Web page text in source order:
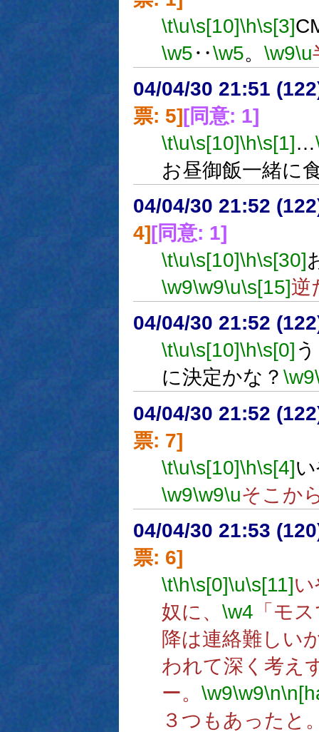
\t\u\s[10]\h\s[3]
\w5‥\w5。 \w9\u
04/04/30 21:51
票: 5][同意: 1]
\t\u\s[10]\h\s[1]…
お昼御飯一緒に
04/04/30 21:52
4][同意: 1]
\t\u\s[10]\h\s[30]
\w9\w9\u\s[15]逆
04/04/30 21:52
\t\u\s[10]\h\s[0]
に決定かな？ \w9
04/04/30 21:52
票: 7]
\t\u\s[10]\h\s[4]
\w9\w9\uそこか
04/04/30 21:53
票: 6]
\t\h\s[0]\u\s[11]
奴に、 \w4 「モ
降は連絡難しい
われて深く考え
ー。 \w9\w9\n
３つもあったと